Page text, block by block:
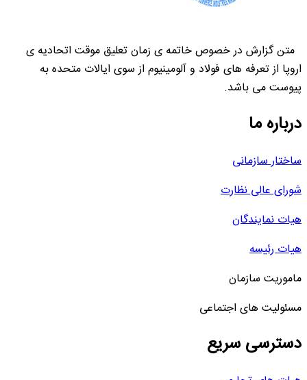
متن گزارش در خصوص خاتمه ی زمان تعلیق موقت اتحادیه ی
اروپا از تعرفه های فولاد و آلومینیوم از سوی ایالات متحده به
پیوست می باشد.
درباره ما
ساختار سازمانی
شورای عالی نظارت
هیات نمایندگان
هیات رئیسه
ماموریت سازمان
مسئولیت های اجتماعی
دسترسی سریع